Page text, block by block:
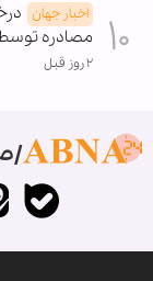
اخبار جهان
مصادره توسط
۲ روز قبل